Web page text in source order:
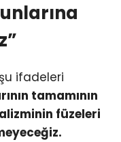
ifadeleri
tamamının
füzeleri